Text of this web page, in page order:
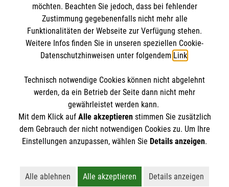
Bank: Pax-Bank für Kirche und Caritas eG
IBAN: DE95 3706 0120 1201 2092 49
So finden Sie uns
Bebelstraße 38
Telefon:04161 71850
Email:malteser.buxtehude@malteser.org
Soziale Netzwerke
Accordion 2
Der Malteser Hilfsdienst e.V. ist als eingetragene
Gewerbesteuer befreit.
möchten. Beachten Sie jedoch, dass bei fehlender
Zustimmung gegebenenfalls nicht mehr alle
Funktionalitäten der Webseite zur Verfügung stehen.
Weitere Infos finden Sie in unseren speziellen Cookie-
Datenschutzhinweisen unter folgendem Link.
Technisch notwendige Cookies können nicht abgelehnt
werden, da ein Betrieb der Seite dann nicht mehr
gewährleistet werden kann.
Mit dem Klick auf Alle akzeptierenstimmen Sie zusätzlich
dem Gebrauch der nicht notwendigen Cookies zu. Um Ihre
Einstellungen anzupassen, wählen Sie Details anzeigen.
Alle ablehnen
Alle akzeptieren
Details anzeigen